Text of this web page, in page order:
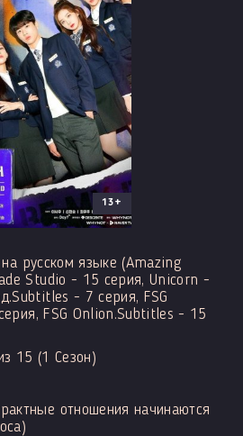
13+
на русском языке (Amazing
Studio - 15 серия, Unicorn -
- 7 серия, FSG
FSG Onlion.Subtitles - 15
15 (1 Сезон)
отношения начинаются